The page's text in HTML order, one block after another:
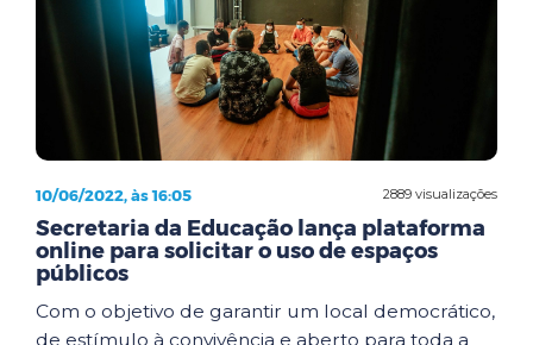
2889 visualizações
10/06/2022, às 16:05
Secretaria da Educação lança plataforma
online para solicitar o uso de espaços
públicos
Com o objetivo de garantir um local democrático,
de estímulo à convivência e aberto para toda a